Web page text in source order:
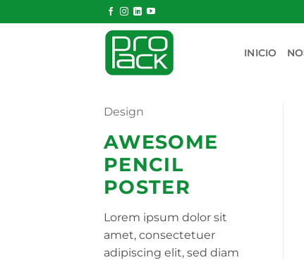
al
INICIO
Design
AWESOME
PENCIL
POSTER
Lorem ipsum dolor sit
amet, consectetuer
adipiscing elit, sed diam